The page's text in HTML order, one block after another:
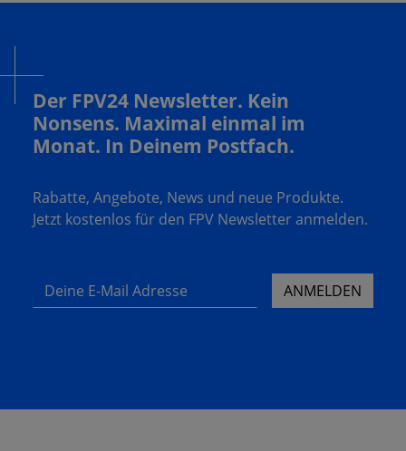
Der FPV24 Newsletter. Kein
Nonsens. Maximal einmal im
Monat. In Deinem Postfach.
Rabatte, Angebote, News und neue Produkte.
Jetzt kostenlos für den FPV Newsletter anmelden.
Deine E-Mail Adresse ANMELDEN